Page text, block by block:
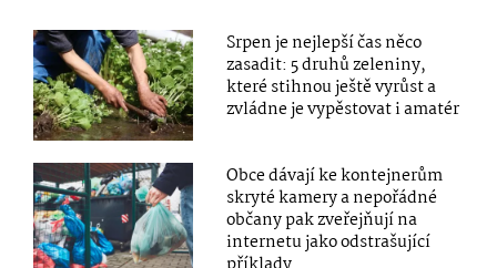
Srpen je nejlepší čas něco
zasadit: 5 druhů zeleniny,
které stihnou ještě vyrůst a
zvládne je vypěstovat i amatér
Obce dávají ke kontejnerům
skryté kamery a nepořádné
občany pak zveřejňují na
internetu jako odstrašující